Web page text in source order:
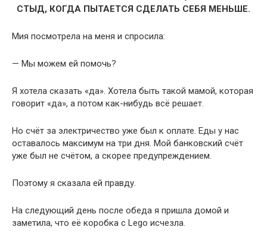
СТЫД, КОГДА ПЫТАЕТСЯ СДЕЛАТЬ СЕБЯ МЕНЬШЕ.
Мия посмотрела на меня и спросила:
— Мы можем ей помочь?
Я хотела сказать «да». Хотела быть такой мамой, которая
говорит «да», а потом как-нибудь всё решает.
Но счёт за электричество уже был к оплате. Еды у нас
оставалось максимум на три дня. Мой банковский счёт
уже был не счётом, а скорее предупреждением.
Поэтому я сказала ей правду.
На следующий день после обеда я пришла домой и
заметила, что её коробка с Lego исчезла.